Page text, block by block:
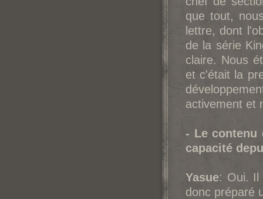
que tout,
lettre, dont
de la série
claire. Nous
et c'était la
activement et
- Le contenu
capacité
Yasue: Oui. Il
donc préparé